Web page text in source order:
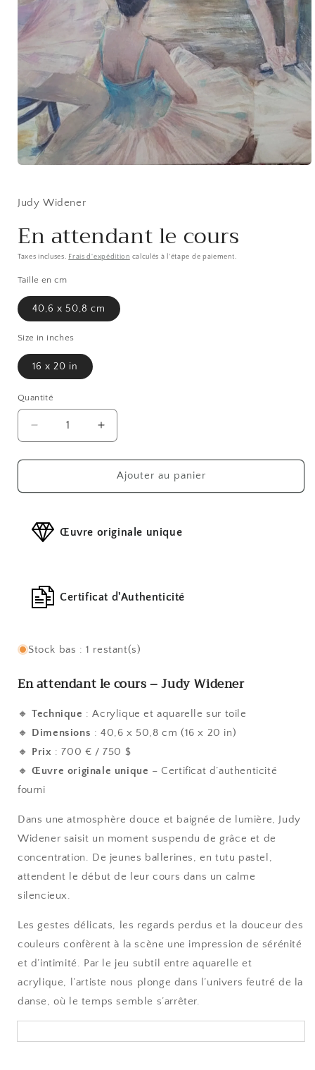
1
dans
fenêtre
modale
Judy Widener
En attendant le cours
Taxes incluses. Frais d'expédition calculés à l'étape de paiement.
Taille en cm
40,6 x 50,8 cm
Size in inches
16 x 20 in
Quantité
Réduire
la
quantité
En
le
cours
Augmenter
la
quantité
En
cours
Ajouter au panier
Œuvre originale unique
Certificat d'Authenticité
Stock bas : 1 restant(s)
En attendant le cours – Judy Widener
🔸Technique : Acrylique et aquarelle sur toile
🔸 Dimensions : 40,6 x 50,8 cm (16 x 20 in)
🔸 Prix : 700 € / 750 $
🔸Œuvre originale unique – Certificat d’authenticité
fourni
Dans une atmosphère douce et baignée de lumière, Judy
Widener saisit un moment suspendu de grâce et de
concentration. De jeunes ballerines, en tutu pastel,
attendent le début de leur cours dans un calme
silencieux.
Les gestes délicats, les regards perdus et la douceur des
couleurs confèrent à la scène une impression de sérénité
et d’intimité. Par le jeu subtil entre aquarelle et
acrylique, l’artiste nous plonge dans l’univers feutré de la
danse, où le temps semble s’arrêter.